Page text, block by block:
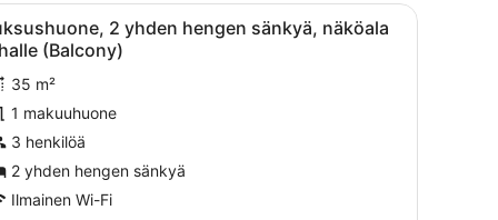
sänky, työpöytä ja kylpyhuone, joka näkyy avoimesta ovesta.
Hotellihuone, jossa on kaksi sänkyä,
10
2 yhden hengen sänkyä, näköala
(Balcony)
35 m²
1 makuuhuone
3 henkilöä
2 yhden hengen sänkyä
Ilmainen Wi-Fi